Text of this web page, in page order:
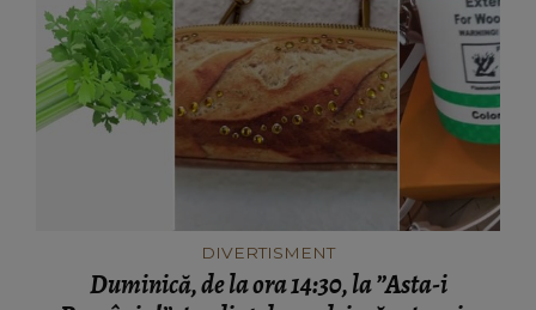
DIVERTISMENT
Duminică, de la ora 14:30, la ”Asta-i